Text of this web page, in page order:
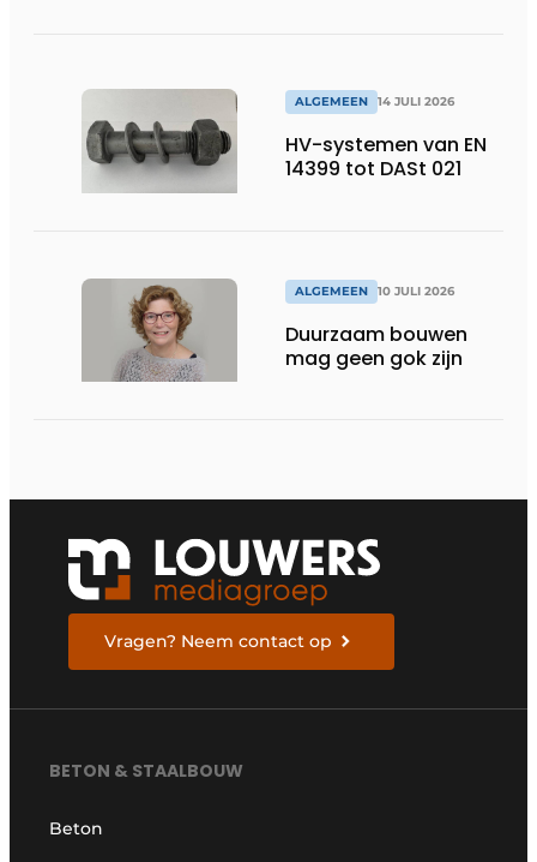
ALGEMEEN 14 JULI 2026
HV-systemen van EN
14399 tot DASt 021
ALGEMEEN 10 JULI 2026
Duurzaam bouwen
mag geen gok zijn
Vragen? Neem contact op
BETON & STAALBOUW
Beton